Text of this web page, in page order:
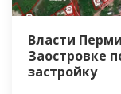
Власти
Заостровке
застройку